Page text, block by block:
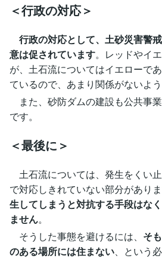
＜行政の対応＞
行政の対応として、土砂災害警
意は促されています。レッドやイ
が、土石流についてはイエローで
ているので、あまり関係がないよう
また、砂防ダムの建設も公共事
です。
＜最後に＞
土石流については、発生をくい
で対応しきれていない部分がありま
生してしまうと対抗する手段はな
ません。
そうした事態を避けるには、 そ
のある場所には住まない、という